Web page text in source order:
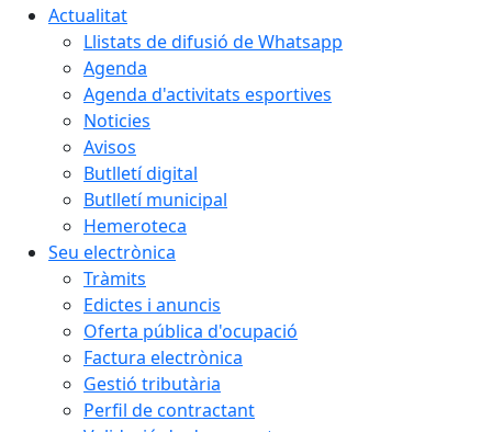
Actualitat
Llistats de difusió de Whatsapp
Agenda
Agenda d'activitats esportives
Noticies
Avisos
Butlletí digital
Butlletí municipal
Hemeroteca
Seu electrònica
Tràmits
Edictes i anuncis
Oferta pública d'ocupació
Factura electrònica
Gestió tributària
Perfil de contractant